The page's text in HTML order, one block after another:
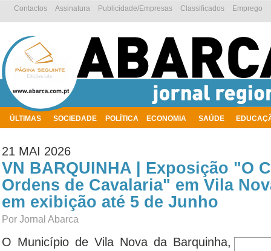
ÚLTIMAS SOCIEDADE POLÍTICA ECONOMIA SAÚDE
Emprego
Classificados
Publicidade/Empresas
Assinatura
Contactos
21 MAI 2026
VN BARQUINHA | Exposição "O
Ordens de Cavalaria" em Vila
em exibição até 5 de Junho
Por Jornal Abarca
O Município de Vila Nova da Barquinha,